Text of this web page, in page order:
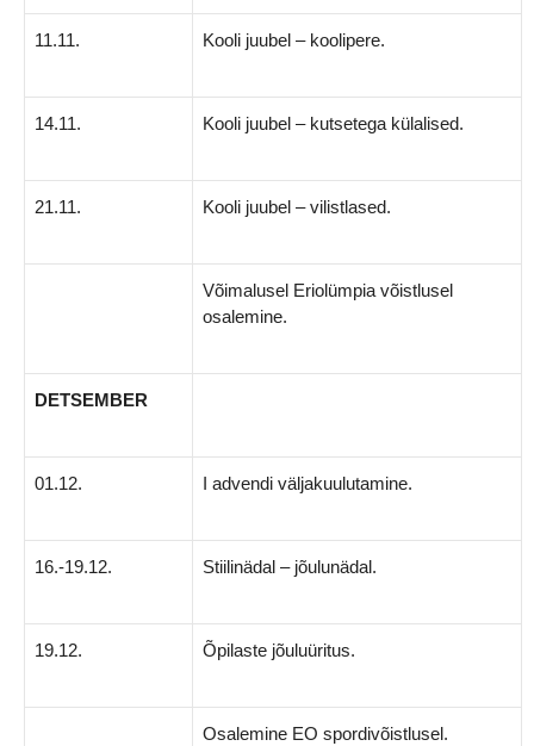
11.11. Kooli juubel – koolipere.
14.11. Kooli juubel – kutsetega külalised.
21.11. Kooli juubel – vilistlased.
Võimalusel Eriolümpia võistlusel
osalemine.
DETSEMBER
01.12. I advendi väljakuulutamine.
16.-19.12. Stiilinädal – jõulunädal.
19.12. Õpilaste jõuluüritus.
Osalemine EO spordivõistlusel.